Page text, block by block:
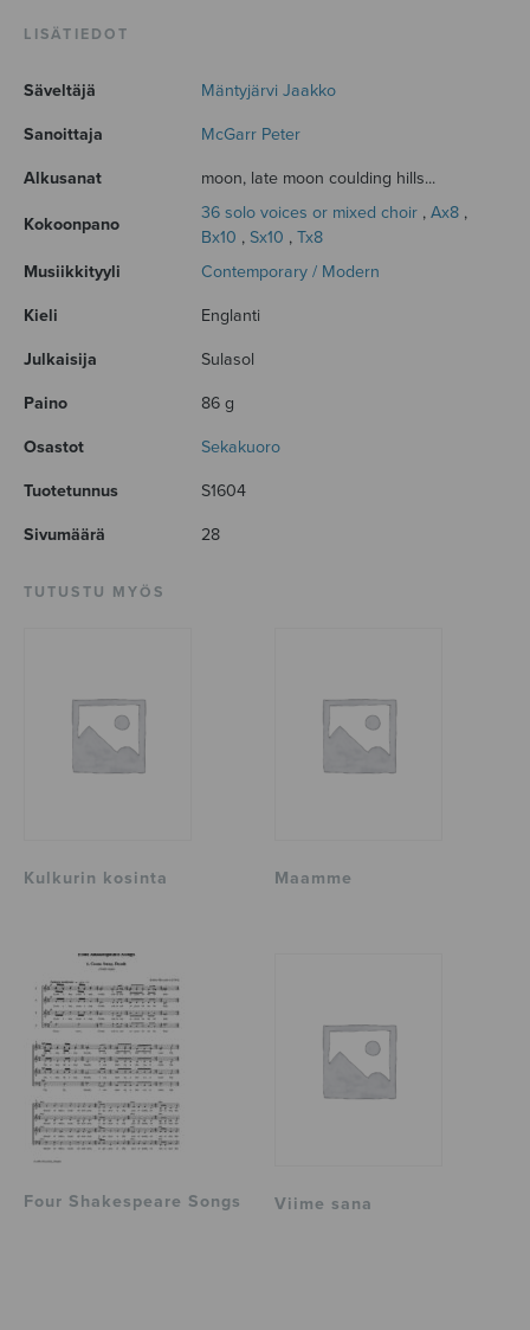
LISÄTIEDOT
Säveltäjä Mäntyjärvi Jaakko
Sanoittaja McGarr Peter
Alkusanat moon, late moon coulding hills...
Kokoonpano
36 solo voices or mixed choir , Ax8 ,
Bx10 , Sx10 , Tx8
Musiikkityyli
Contemporary / Modern
Kieli Englanti
Julkaisija Sulasol
Paino 86 g
Osastot Sekakuoro
Tuotetunnus S1604
Sivumäärä 28
TUTUSTU MYÖS
Kulkurin kosinta Maamme
Four Shakespeare Songs Viime sana